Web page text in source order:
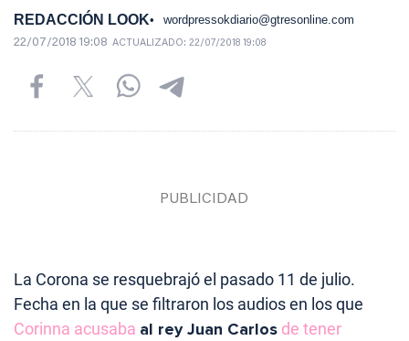
REDACCIÓN LOOK wordpressokdiario@gtresonline.com
22/07/2018 19:08 ACTUALIZADO: 22/07/2018 19:08
La Corona se resquebrajó el pasado 11 de julio.
Fecha en la que se filtraron los audios en los que
Corinna acusaba al rey Juan Carlos de tener